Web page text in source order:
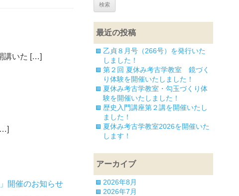
講いた […]
開催のお知らせ
最近の投稿
乙貞８月号（266号）を発行いた
しました！
第２回 夏休み考古学教室 鏡づく
り体験を開催いたしました！
夏休み考古学教室・勾玉づくり体
験を開催いたしました！
歴史入門講座第２講を開催いたし
ました！
夏休み考古学教室2026を開催いた
します！
アーカイブ
2026年8月
2026年7月